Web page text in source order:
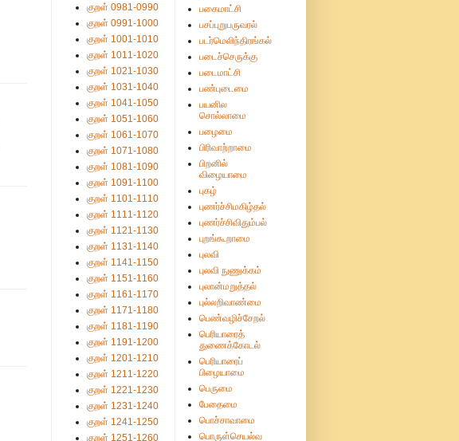
குறள் 0981-0990
குறள் 0991-1000
குறள் 1001-1010
குறள் 1011-1020
குறள் 1021-1030
குறள் 1031-1040
குறள் 1041-1050
குறள் 1051-1060
குறள் 1061-1070
குறள் 1071-1080
குறள் 1081-1090
குறள் 1091-1100
குறள் 1101-1110
குறள் 1111-1120
குறள் 1121-1130
குறள் 1131-1140
குறள் 1141-1150
குறள் 1151-1160
குறள் 1161-1170
குறள் 1171-1180
குறள் 1181-1190
குறள் 1191-1200
குறள் 1201-1210
குறள் 1211-1220
குறள் 1221-1230
குறள் 1231-1240
குறள் 1241-1250
குறள் 1251-1260
பகைமாட்சி
பசப்புறுபருவரல்
படர்மெலிந்திரங்கல்
படைச்செருக்கு
படைமாட்சி
பண்புடைமை
பயனில
சொல்லாமை
பழைமை
பிரிவாற்றாமை
பிறனில்
விழையாமை
புகழ்
புணர்ச்சிமகிழ்தல்
புணர்ச்சிவிதும்பல்
புறங்கூறாமை
புலவி
புலவி நுணுக்கம்
புலான்மறுத்தல்
புல்லறிவாண்மை
பெண்வழிச்சேறல்
பெரியாரைத்
துணைக்கோடல்
பெரியாரைப்
பிழையாமை
பெருமை
பேதைமை
பொச்சாவாமை
பொருள்செயல்வ